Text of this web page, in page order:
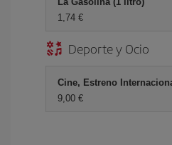
1,74 €
Deporte y Ocio
Cine, Estreno
9,00 €